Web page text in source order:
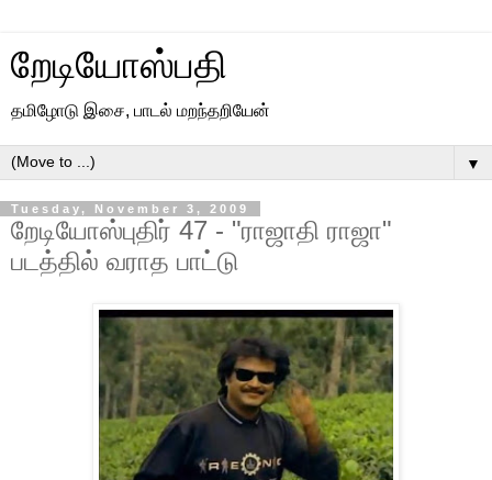
றேடியோஸ்பதி
தமிழோடு இசை, பாடல் மறந்தறியேன்
▼
Tuesday, November 3, 2009
றேடியோஸ்புதிர் 47 - "ராஜாதி ராஜா"
படத்தில் வராத பாட்டு